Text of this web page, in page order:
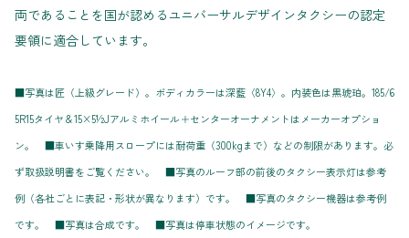
両であることを国が認めるユニバーサルデザインタクシーの認定
要領に適合しています。
■写真は匠（上級グレード）。ボディカラーは深藍〈8Y4〉。内装色は黒琥珀。185/6
5R15タイヤ＆15×5½Jアルミホイール＋センターオーナメントはメーカーオプショ
ン。 ■車いす乗降用スロープには耐荷重（300kgまで）などの制限があります。必
ず取扱説明書をご覧ください。 ■写真のルーフ部の前後のタクシー表示灯は参考
例（各社ごとに表記・形状が異なります）です。 ■写真のタクシー機器は参考例
です。 ■写真は合成です。 ■写真は停車状態のイメージです。